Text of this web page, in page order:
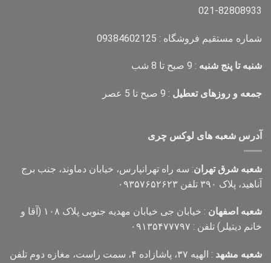
021-82808933
شماره مستقیم فروشگاه : 09384602125
شنبه تا پنج شنبه : 9 صبح تا 8 شب
جمعه و روزهای تعطیل : 9 صبح تا 5 عصر
آدرس شعبه های لوکس چری
شعبه شرق تهران: سه راه تهرانپارس، خیابان دماوند، جنب برج
آناهید، پلاک ۳۹۰ تلفن ۰۹۳۵۷۶۵۲۶۲۳
شعبه اصفهان
: خیابان جی خیابان مهدیه جنوبی پلاک ۱۰۸ (آقا و
خانم دیتیلر) تلفن : ۰۹۱۳۵۴۷۷۷۹۷
شعبه مشهد
: الهیه ۳۷، پاشازاده ۴، سمت راست، مغازه دوم تلفن